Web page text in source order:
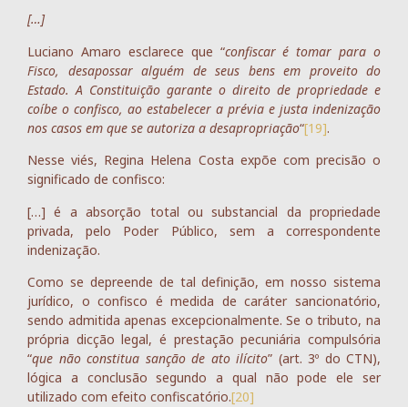
[…]
Luciano Amaro esclarece que “confiscar é tomar para o
Fisco, desapossar alguém de seus bens em proveito do
Estado. A Constituição garante o direito de propriedade e
coíbe o confisco, ao estabelecer a prévia e justa indenização
nos casos em que se autoriza a desapropriação“[19].
Nesse viés, Regina Helena Costa expõe com precisão o
significado de confisco:
[…] é a absorção total ou substancial da propriedade
privada, pelo Poder Público, sem a correspondente
indenização.
Como se depreende de tal definição, em nosso sistema
jurídico, o confisco é medida de caráter sancionatório,
sendo admitida apenas excepcionalmente. Se o tributo, na
própria dicção legal, é prestação pecuniária compulsória
“que não constitua sanção de ato ilícito” (art. 3º do CTN),
lógica a conclusão segundo a qual não pode ele ser
utilizado com efeito confiscatório.[20]